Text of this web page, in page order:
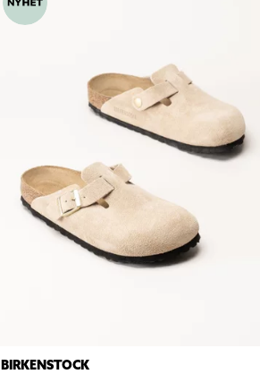
BIRKENSTOCK